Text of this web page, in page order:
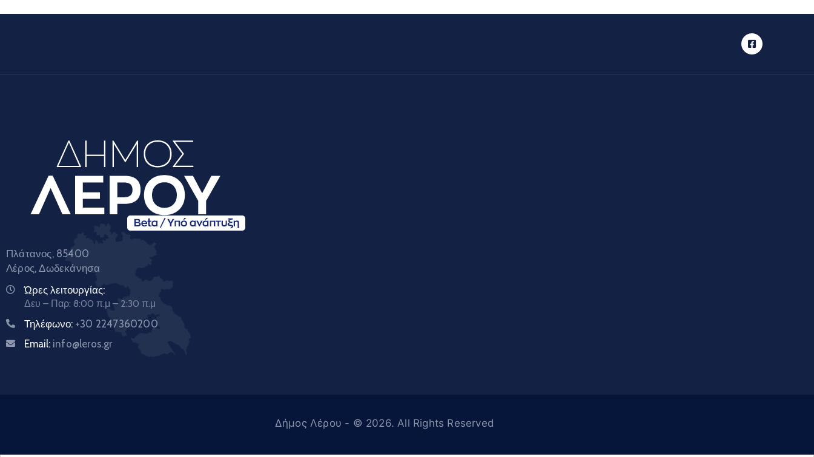
Πλάτανος, 85400
Λέρος, Δωδεκάνησα
Ώρες λειτουργίας:
Δευ – Παρ: 8:00 π.μ – 2:30 π.μ
Τηλέφωνο: +30 2247360200
Email: info@leros.gr
Δήμος Λέρου - © 2026. All Rights Reserved